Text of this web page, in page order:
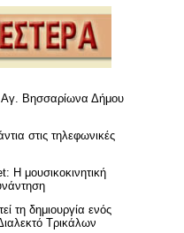
Αγ. Βησσαρίωνα Δήμου
στις τηλεφωνικές
μουσικοκινητική
τη δημιουργία ενός
Τρικάλων